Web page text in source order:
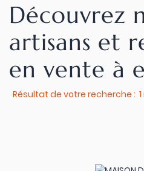
Découvrez
artisans et
en vente à
Résultat de votre recherche :